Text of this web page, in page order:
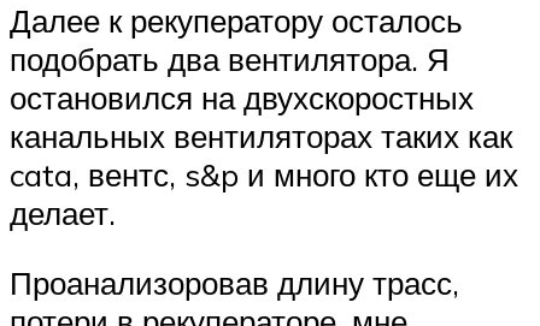
Далее к рекуператору осталось
подобрать два вентилятора. Я
остановился на двухскоростных
канальных вентиляторах таких как
cata, вентс, s&p и много кто еще их
делает.
Проанализоровав длину трасс,